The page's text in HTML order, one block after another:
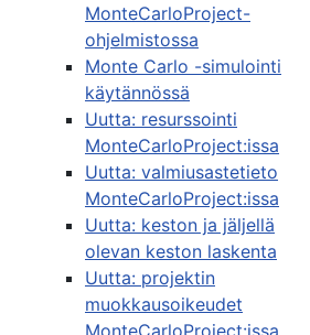
MonteCarloProject-
ohjelmistossa
Monte Carlo -simulointi
käytännössä
Uutta: resurssointi
MonteCarloProject:issa
Uutta: valmiusastetieto
MonteCarloProject:issa
Uutta: keston ja jäljellä
olevan keston laskenta
Uutta: projektin
muokkausoikeudet